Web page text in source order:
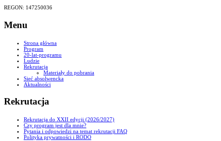
REGON: 147250036
Menu
Strona główna
Program
20-lat-programu
Ludzie
Rekrutacja
Materiały do pobrania
Sieć absolwencka
Aktualności
Rekrutacja
Rekrutacja do XXII edycji (2026/2027)
Czy program jest dla mnie?
Pytania i odpowiedzi na temat rekrutacji FAQ
Polityka prywatności i RODO